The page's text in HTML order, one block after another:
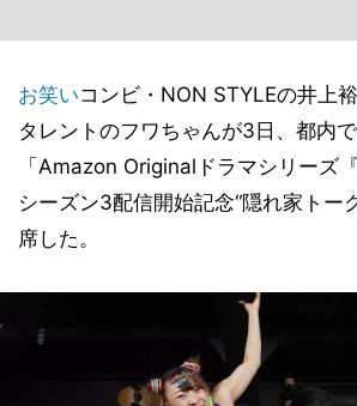
お笑いコンビ・NON STYLEの井上
タレントのフワちゃんが3日、都内
「Amazon Originalドラマシリーズ
シーズン3配信開始記念“隠れ家トー
席した。